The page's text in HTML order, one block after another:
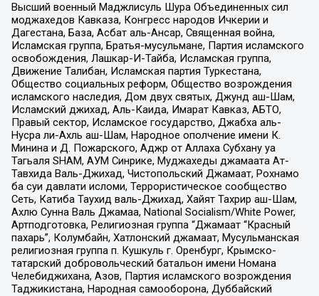
Высший военный Маджлисуль Шура Объединенных сил
моджахедов Кавказа, Конгресс народов Ичкерии и
Дагестана, База, Асбат аль-Ансар, Священная война,
Исламская группа, Братья-мусульмане, Партия исламского
освобождения, Лашкар-И-Тайба, Исламская группа,
Движение Талибан, Исламская партия Туркестана,
Общество социальных реформ, Общество возрождения
исламского наследия, Дом двух святых, Джунд аш-Шам,
Исламский джихад, Аль-Каида, Имарат Кавказ, АБТО,
Правый сектор, Исламское государство, Джабха аль-
Нусра ли-Ахль аш-Шам, Народное ополчение имени К.
Минина и Д. Пожарского, Аджр от Аллаха Субхану уа
Тагьаля SHAM, АУМ Синрике, Муджахеды джамаата Ат-
Тавхида Валь-Джихад, Чистопольский Джамаат, Рохнамо
ба суи давлати исломи, Террористическое сообщество
Сеть, Катиба Таухид валь-Джихад, Хайят Тахрир аш-Шам,
Ахлю Сунна Валь Джамаа, National Socialism/White Power,
Артподготовка, Религиозная группа “Джамаат “Красный
пахарь”, Колумбайн, Хатлонский джамаат, Мусульманская
религиозная группа п. Кушкуль г. Оренбург, Крымско-
татарский добровольческий батальон имени Номана
Челебиджихана, Азов, Партия исламского возрождения
Таджикистана, Народная самооборона, Дуббайский